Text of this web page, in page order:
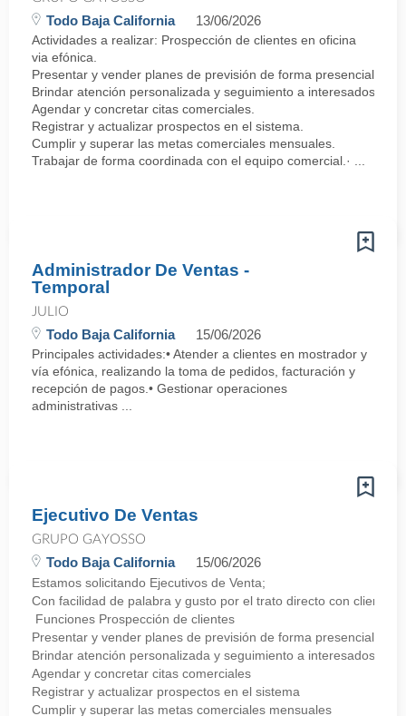
Todo Baja California 13/06/2026
Actividades a realizar: Prospección de clientes en oficina
via efónica.
Presentar y vender planes de previsión de forma presencial.
Brindar atención personalizada y seguimiento a interesados.
Agendar y concretar citas comerciales.
Registrar y actualizar prospectos en el sistema.
Cumplir y superar las metas comerciales mensuales.
Trabajar de forma coordinada con el equipo comercial.· ...
Administrador De Ventas -
Temporal
JULIO
Todo Baja California 15/06/2026
Principales actividades:• Atender a clientes en mostrador y
vía efónica, realizando la toma de pedidos, facturación y
recepción de pagos.• Gestionar operaciones
administrativas ...
Ejecutivo De Ventas
GRUPO GAYOSSO
Todo Baja California 15/06/2026
Estamos solicitando Ejecutivos de Venta;
Con facilidad de palabra y gusto por el trato directo con
Funciones Prospección de clientes
Presentar y vender planes de previsión de forma presencial
Brindar atención personalizada y seguimiento a interesados
Agendar y concretar citas comerciales
Registrar y actualizar prospectos en el sistema
Cumplir y superar las metas comerciales mensuales